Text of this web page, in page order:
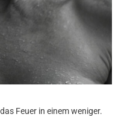
Feuer in einem weniger.